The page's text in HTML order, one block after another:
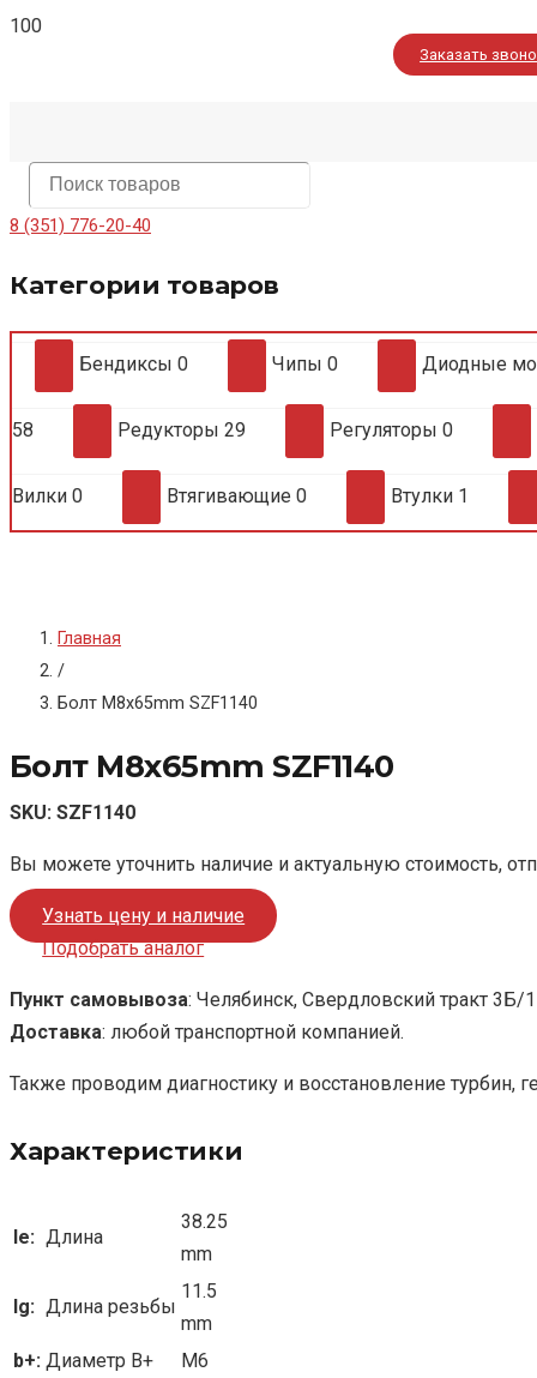
Заказать
8 (351) 776-20-40
Категории товаров
Бендиксы 0 Чипы 0 Диодные
58 Редукторы 29 Регуляторы 0
Вилки 0 Втягивающие 0 Втулки 1
Главная
/
Болт M8x65mm SZF1140
Болт M8x65mm SZF1140
SKU: SZF1140
Вы можете уточнить наличие и актуальную стоимость,
Узнать цену и наличие
Подобрать аналог
Пункт самовывоза: Челябинск, Свердловский тракт 3Б/1
Доставка: любой транспортной компанией.
Также проводим диагностику и восстановление турбин,
Характеристики
le: Длина
38.25
mm
lg: Длина резьбы
11.5
mm
b+: Диаметр B+
M6